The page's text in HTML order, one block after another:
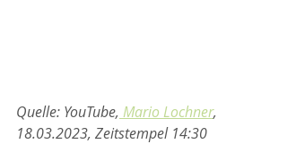
Quelle: YouTube, Mario Lochner,
18.03.2023, Zeitstempel 14:30